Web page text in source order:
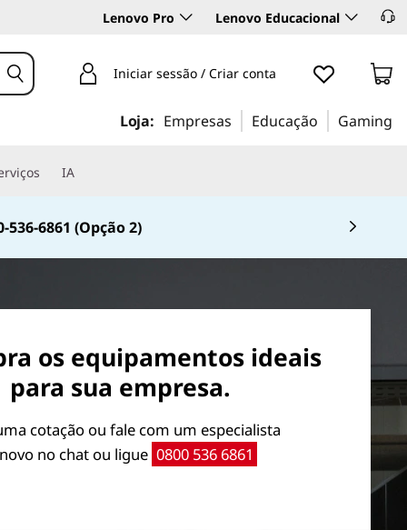
Lenovo Pro Lenovo Educacional
Iniciar sessão / Criar conta
Loja: Empresas Educação Gaming
IA
536-6861 (Opção 2)
Descubra os
para sua